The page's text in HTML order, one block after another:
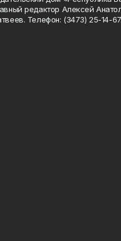
редактор Алексей
Телефон: (3473) 25-14-67.